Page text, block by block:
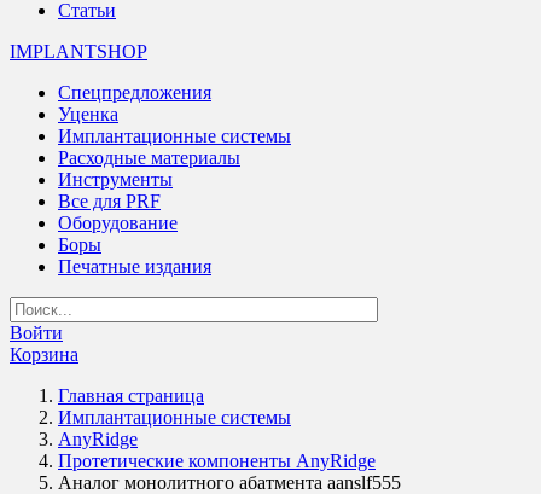
Статьи
IMPLANTSHOP
Спецпредложения
Уценка
Имплантационные системы
Расходные материалы
Инструменты
Все для PRF
Оборудование
Боры
Печатные издания
Войти
Корзина
Главная страница
Имплантационные системы
AnyRidge
Протетические компоненты AnyRidge
Аналог монолитного абатмента aanslf555